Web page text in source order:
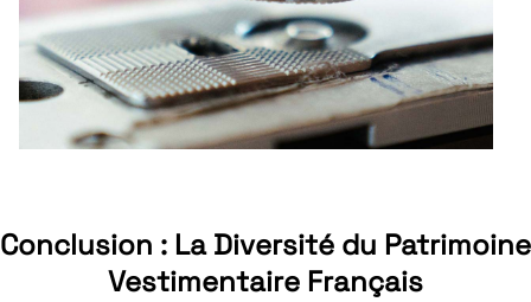
Conclusion : La Diversité du Patrimoine
Vestimentaire Français